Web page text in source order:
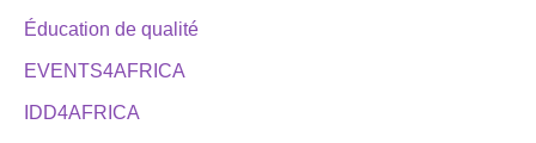
Éducation de qualité
EVENTS4AFRICA
IDD4AFRICA